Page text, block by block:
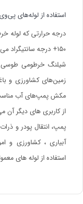
استفاده از لوله‌های
۱۵۰+ درجه سانتیگراد می‌باشد.
زمین‌های کشاورزی و
مکش پمپ‌های آب
از کاربری های دیگر
پمپ، انتقال پودر و
آبیاری ، کشاورزی و
استفاده از لوله های